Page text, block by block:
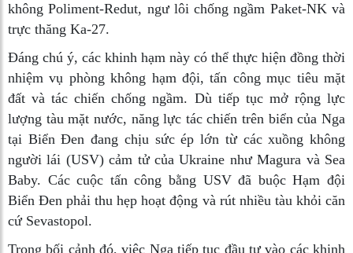
không Poliment-Redut, ngư lôi chống ngầm Paket-NK và
trực thăng Ka-27.
Đáng chú ý, các khinh hạm này có thể thực hiện đồng thời
nhiệm vụ phòng không hạm đội, tấn công mục tiêu mặt
đất và tác chiến chống ngầm. Dù tiếp tục mở rộng lực
lượng tàu mặt nước, năng lực tác chiến trên biển của Nga
tại Biển Đen đang chịu sức ép lớn từ các xuồng không
người lái (USV) cảm tử của Ukraine như Magura và Sea
Baby. Các cuộc tấn công bằng USV đã buộc Hạm đội
Biển Đen phải thu hẹp hoạt động và rút nhiều tàu khỏi căn
cứ Sevastopol.
Trong bối cảnh đó, việc Nga tiếp tục đầu tư vào các khinh